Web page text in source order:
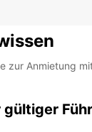
zur Anmietung
gültiger